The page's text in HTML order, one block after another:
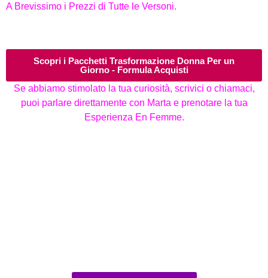
A Brevissimo i Prezzi di Tutte le Versoni.
Scopri i Pacchetti Trasformazione Donna Per un
Giorno - Formula Acquisti
Se abbiamo stimolato la tua curiosità, scrivici o chiamaci,
puoi parlare direttamente con Marta e prenotare la tua
Esperienza En Femme.